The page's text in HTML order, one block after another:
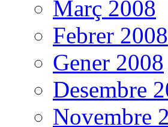
Març 2008
Febrer 2008
Gener 2008
Desembre
Novembre